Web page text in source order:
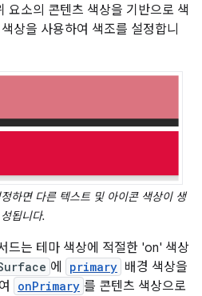
요소의 콘텐츠 색상을 기반으로 색
상을 사용하여 색조를 설정합니
하면 다른 텍스트 및 아이콘 색상이 생
성됩니다.
드는 테마 색상에 적절한 'on' 색상
에 primary 배경 색상을
onPrimary 를 콘텐츠 색상으로